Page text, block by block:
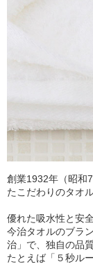
創業1932年（昭和
たこだわりのタオル
優れた吸水性と安
今治タオルのブラ
治」で、独自の品
たとえば「５秒ル